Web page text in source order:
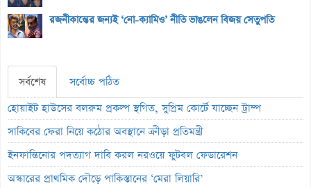
রজনীকান্তের জন্যই ‘নো-ক্যামিও’ নীতি ভাঙলেন বিজয় সেতুপতি
সর্বশেষ
সর্বোচ্চ পঠিত
হোয়াইট হাউসের বলরুম প্রকল্প স্থগিত, সুপ্রিম কোর্টে যাচ্ছেন ট্রাম্প
সাকিবের ফেরা নিয়ে কঠোর অবস্থানে ক্রীড়া প্রতিমন্ত্রী
ইনফান্তিনোর পদত্যাগ দাবি করল নরওয়ে ফুটবল ফেডারেশন
অস্কারের প্রাথমিক দৌড়ে পাকিস্তানের ‘মেরা লিয়ারি’